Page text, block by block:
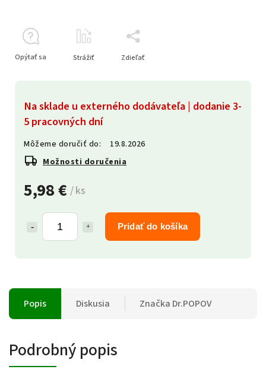
5,98 € / ks
Pridať do košíka
Na sklade u externého dodávateľa | dodanie 3-
5 pracovných dní
Môžeme doručiť do:
19.8.2026
Možnosti doručenia
Opýtať sa Strážiť Zdieľať
Popis Diskusia Značka Dr.POPOV
Podrobný popis